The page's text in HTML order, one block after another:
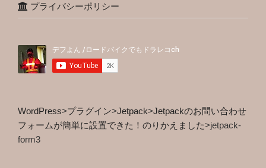
プライバシーポリシー
WordPress>プラグイン>Jetpack>Jetpackのお問い合わせ
フォームが簡単に設置できた！のりかえました>jetpack-
form3